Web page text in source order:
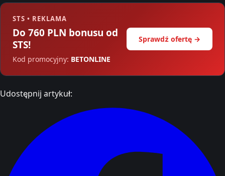
STS • REKLAMA
Do 760 PLN bonusu od
STS!
Kod promocyjny: BETONLINE
Sprawdź ofertę →
Udostępnij artykuł: